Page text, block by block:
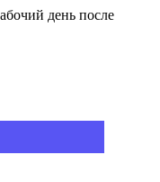
день после